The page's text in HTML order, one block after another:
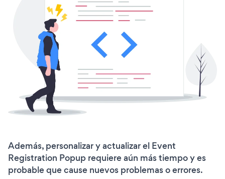
Además, personalizar y actualizar el Event
Registration Popup requiere aún más tiempo y es
probable que cause nuevos problemas o errores.